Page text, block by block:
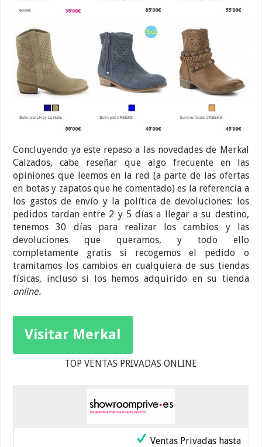
Concluyendo ya este repaso a las novedades de Merkal
Calzados, cabe reseñar que algo frecuente en las
opiniones que leemos en la red (a parte de las ofertas
en botas y zapatos que he comentado) es la referencia a
los gastos de envío y la política de devoluciones: los
pedidos tardan entre 2 y 5 días a llegar a su destino,
tenemos 30 días para realizar los cambios y las
devoluciones que queramos, y todo ello
completamente gratis si recogemos el pedido o
tramitamos los cambios en cualquiera de sus tiendas
físicas, incluso si los hemos adquirido en su tienda
online.
Visitar Merkal
TOP VENTAS PRIVADAS ONLINE
Ventas Privadas hasta